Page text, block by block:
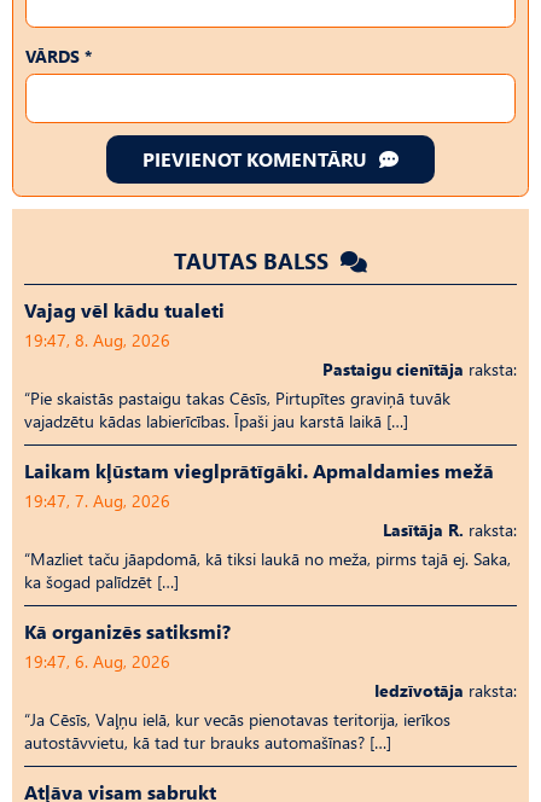
VĀRDS *
PIEVIENOT KOMENTĀRU
TAUTAS BALSS
Vajag vēl kādu tualeti
19:47, 8. Aug, 2026
Pastaigu cienītāja raksta:
“Pie skaistās pastaigu takas Cēsīs, Pirtupītes graviņā tuvāk
vajadzētu kādas labierīcības. Īpaši jau karstā laikā […]
Laikam kļūstam vieglprātīgāki. Apmaldamies mežā
19:47, 7. Aug, 2026
Lasītāja R. raksta:
“Mazliet taču jāapdomā, kā tiksi laukā no meža, pirms tajā ej. Saka,
ka šogad palīdzēt […]
Kā organizēs satiksmi?
19:47, 6. Aug, 2026
Iedzīvotāja raksta:
“Ja Cēsīs, Vaļņu ielā, kur vecās pienotavas teritorija, ierīkos
autostāvvietu, kā tad tur brauks automašīnas? […]
Atļāva visam sabrukt